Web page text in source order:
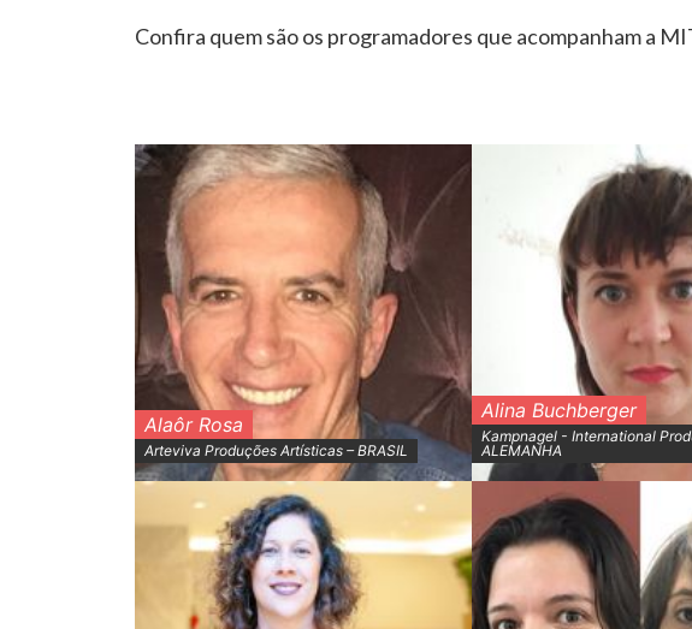
Confira quem são os programadores que acompanham a
Alaôr Rosa
Arteviva Produções Artísticas – BRASIL
Alina Buchberger
Kampnagel - International
ALEMANHA